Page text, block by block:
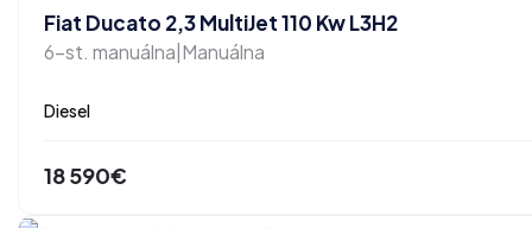
Fiat Ducato 2,3 MultiJet 110 Kw L3H2
6-st. manuálna|Manuálna
Diesel
18 590€